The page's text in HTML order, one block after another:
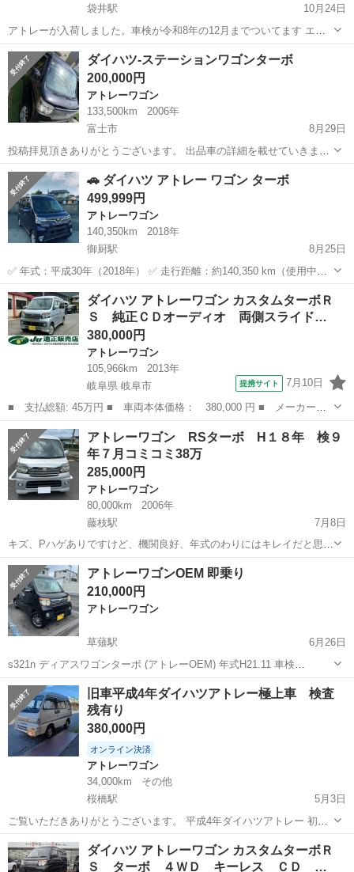
袋井駅
10月24日
アトレーが入荷しました。車検が令和8年の12月までついてます エア
コン アルミ ETC フルセグナビ バックカメラ ついています。 実用で
乗り切りでいかがでしょうか？ 車両台数を減らしたいので。価格を下
げさせ...
静岡 袋井市 袋井駅 アトレー
ダイハツ-ステーションワゴンターボ
200,000円
アトレーワゴン
133,500km
2006年
富士市
8月29日
投稿拝見頂きありがとうございます。 出品車の詳細を載せていきます
H18 ダイハツ-ステーションワゴンターボ AT 車検７年10月 エアコンの
効き抜群 エンジン、ミッション、サスペンション、ブレーキ、ステア
リング共に調子良...
静岡 富士市 アトレーワゴン ステーションワゴン
🚗 ダイハツ アトレー ワゴン ターボ
499,999円
アトレーワゴン
140,350km
2018年
御厨駅
8月25日
✅ 年式：平成30年（2018年） ✅ 走行距離：約140,350 km（使用中）
✅ 車検：20か月以上残り ✅ 自動車税（2025年分）支払済み ✅ ボディ
磨き・車内クリーニング済み ✅ エンジンオイル・フィルター交換済...
静岡 袋井市 御厨駅 アトレーワゴン アトレー
ダイハツ アトレーワゴン カスタムターボＲ
Ｓ 純正ＣＤオーディオ 両側スライド…
380,000円
アトレーワゴン
105,966km
2013年
岐阜県 岐阜市
提携サイト 7月10日
■ 支払総額: 45万円 ■ 車両本体価格： 380,000 円 ■ メーカー
名： ダイハツ ■ 車種名： アトレーワゴン ■ グレード名： カ
スタムターボＲＳ 純正ＣＤオーディオ 両側スライドドア ＥＴ
Ｃ キーレス 純正...
岐阜 岐阜市 アトレーワゴン
アトレーワゴン RSターボ H１８年 検９
年７月コミコミ38万
285,000円
アトレーワゴン
80,000km
2006年
藤枝駅
7月8日
キズ、Pハゲありですけど、機関良好、年式のわりにはキレイだと思い
ます。
静岡 焼津市 藤枝駅 アトレーワゴン
アトレーワゴンOEM 即乗り
210,000円
アトレーワゴン
草薙駅
6月26日
s321n ディアスワゴンターボ (アトレーOEM) 年式H21.11 車検
R8.011.19 距離 145000 ヘッドライトHID フォグランプメッキベゼル付
きLED ポジション ナンバー灯 ルームランプLED P...
静岡 静岡市 草薙駅 アトレーワゴン エンジン
旧車平成4年ダイハツアトレー極上車 検査
残有り
380,000円
オンライン決済
アトレーワゴン
34,000km
その他
桜橋駅
5月3日
ご覧いただきありがとうございます。 平成4年ダイハツアトレー 初度
平成4年5月 型式 V-S82V 車検令和7年6月23日まで 走行35500キロ(多
少伸びる可能性があります) オートマ エアコン(バッチリ効いて...
静岡 静岡市 桜橋駅 アトレーワゴン ダイハツアトレー
ダイハツ アトレーワゴン カスタムターボＲ
Ｓ ターボ ４ＷＤ キーレス ＣＤ …